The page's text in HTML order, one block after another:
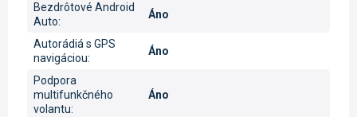
Bezdrôtové Android
Auto:
Áno
Autorádiá s GPS
navigáciou:
Áno
Podpora
multifunkčného
volantu:
Áno